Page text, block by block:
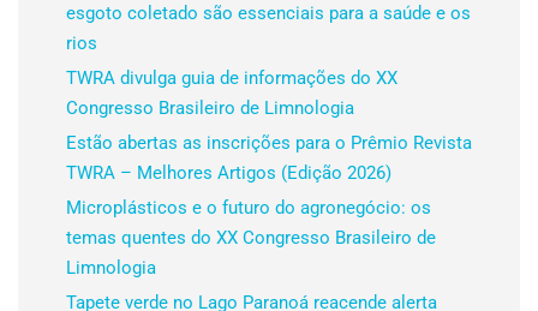
esgoto coletado são essenciais para a saúde e os
rios
TWRA divulga guia de informações do XX
Congresso Brasileiro de Limnologia
Estão abertas as inscrições para o Prêmio Revista
TWRA – Melhores Artigos (Edição 2026)
Microplásticos e o futuro do agronegócio: os
temas quentes do XX Congresso Brasileiro de
Limnologia
Tapete verde no Lago Paranoá reacende alerta